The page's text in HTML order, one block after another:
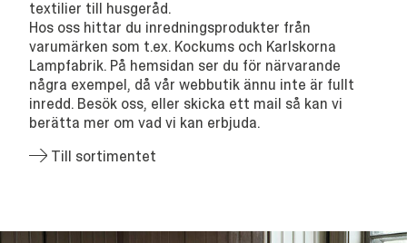
textilier till husgeråd.
Hos oss hittar du inredningsprodukter från
varumärken som t.ex. Kockums och Karlskorna
Lampfabrik. På hemsidan ser du för närvarande
några exempel, då vår webbutik ännu inte är fullt
inredd. Besök oss, eller skicka ett mail så kan vi
berätta mer om vad vi kan erbjuda.
Till sortimentet